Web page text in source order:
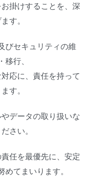
掛けすることを、深
す。
びセキュリティの維
行、
応に、責任を持って
す。
データの取り扱いな
さい。
任を最優先に、安定
てまいります。